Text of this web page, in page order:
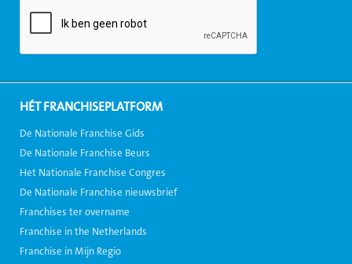
HÉT FRANCHISEPLATFORM
De Nationale Franchise Gids
De Nationale Franchise Beurs
Het Nationale Franchise Congres
De Nationale Franchise nieuwsbrief
Franchises ter overname
Franchise in the Netherlands
Franchise in Mijn Regio